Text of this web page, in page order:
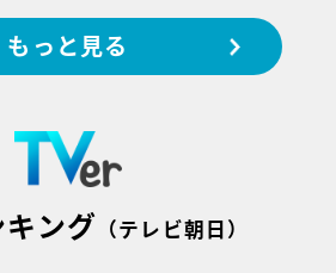
もっと見る
ング （テレビ朝日）